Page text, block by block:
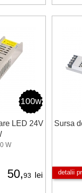
100w
LED 24V
W
50,93 lei
Sursa
detalii